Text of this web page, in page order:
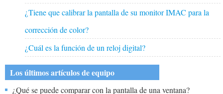
¿Tiene que calibrar la pantalla de su monitor IMAC para la
corrección de color?
¿Cuál es la función de un reloj digital?
Los últimos artículos de equipo
¿Qué se puede comparar con la pantalla de una ventana?